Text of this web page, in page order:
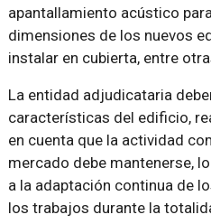
apantallamiento acústico
dimensiones de los nuevos
instalar en cubierta, entre
La entidad adjudicataria
características del edificio,
en cuenta que la actividad
mercado debe mantenerse,
a la adaptación continua de
los trabajos durante la